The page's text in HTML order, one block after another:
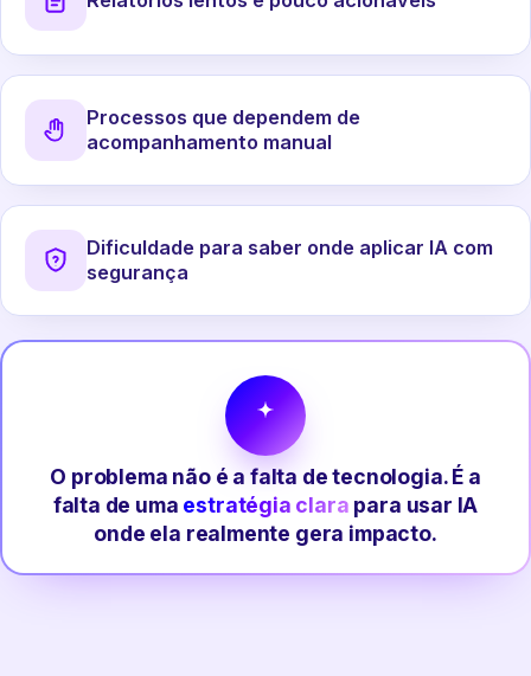
Processos que dependem de
acompanhamento manual
Dificuldade para saber onde aplicar IA com
segurança
O problema não é a falta de tecnologia. É a
falta de uma estratégia clara para usar IA
onde ela realmente gera impacto.